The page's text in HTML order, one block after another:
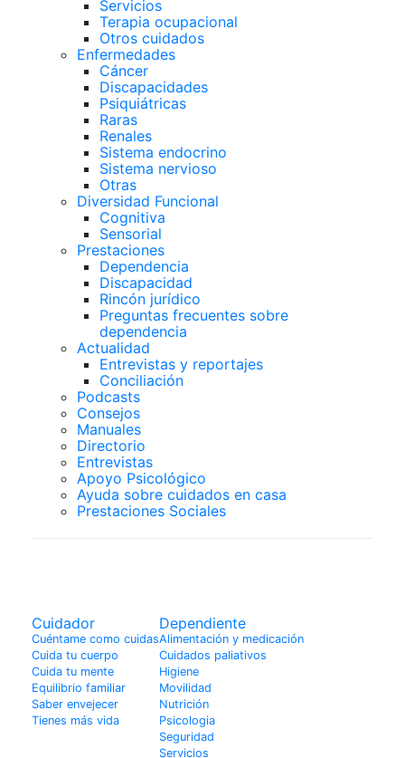
Servicios
Terapia ocupacional
Otros cuidados
Enfermedades
Cáncer
Discapacidades
Psiquiátricas
Raras
Renales
Sistema endocrino
Sistema nervioso
Otras
Diversidad Funcional
Cognitiva
Sensorial
Prestaciones
Dependencia
Discapacidad
Rincón jurídico
Preguntas frecuentes sobre
dependencia
Actualidad
Entrevistas y reportajes
Conciliación
Podcasts
Consejos
Manuales
Directorio
Entrevistas
Apoyo Psicológico
Ayuda sobre cuidados en casa
Prestaciones Sociales
Cuidador
Cuéntame como cuidas
Cuida tu cuerpo
Cuida tu mente
Equilibrio familiar
Saber envejecer
Tienes más vida
Dependiente
Alimentación y medicación
Cuidados paliativos
Higiene
Movilidad
Nutrición
Psicologia
Seguridad
Servicios